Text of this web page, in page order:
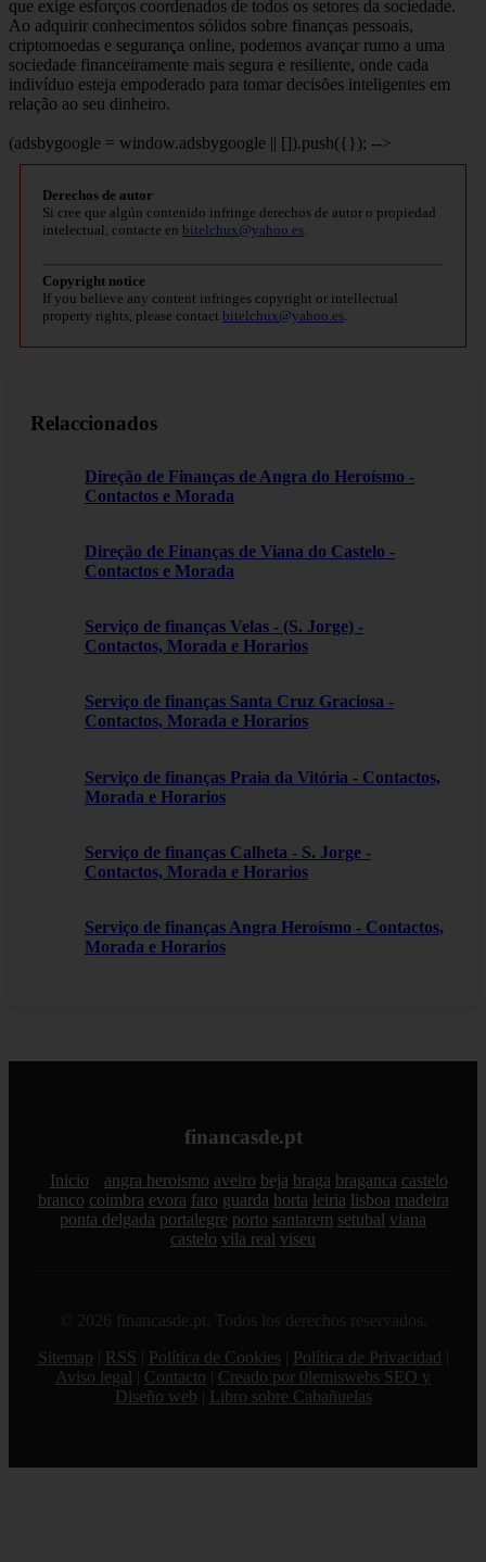
que exige esforços coordenados de todos os setores da sociedade.
Ao adquirir conhecimentos sólidos sobre finanças pessoais,
criptomoedas e segurança online, podemos avançar rumo a uma
sociedade financeiramente mais segura e resiliente, onde cada
indivíduo esteja empoderado para tomar decisões inteligentes em
relação ao seu dinheiro.
(adsbygoogle = window.adsbygoogle || []).push({}); -->
Derechos de autor
Si cree que algún contenido infringe derechos de autor o propiedad
intelectual, contacte en bitelchux@yahoo.es.
Copyright notice
If you believe any content infringes copyright or intellectual
property rights, please contact bitelchux@yahoo.es.
Relaccionados
Direção de Finanças de Angra do Heroísmo -
Contactos e Morada
Direção de Finanças de Viana do Castelo -
Contactos e Morada
Serviço de finanças Velas - (S. Jorge) -
Contactos, Morada e Horarios
Serviço de finanças Santa Cruz Graciosa -
Contactos, Morada e Horarios
Serviço de finanças Praia da Vitória - Contactos,
Morada e Horarios
Serviço de finanças Calheta - S. Jorge -
Contactos, Morada e Horarios
Serviço de finanças Angra Heroísmo - Contactos,
Morada e Horarios
financasde.pt
Inicio angra heroismo aveiro beja braga braganca castelo
branco coimbra evora faro guarda horta leiria lisboa madeira
ponta delgada portalegre porto santarem setubal viana
castelo vila real viseu
© 2026 financasde.pt. Todos los derechos reservados.
Sitemap
RSS Política de Cookies Política de Privacidad
Aviso legal
Contacto
Creado por 0lemiswebs SEO y
Diseño web
Libro sobre Cabañuelas